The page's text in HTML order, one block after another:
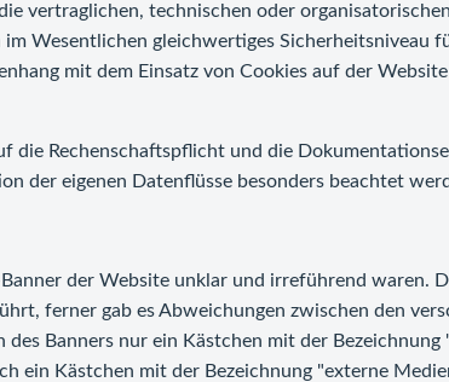
vertraglichen, technischen oder organisatorischen
Wesentlichen gleichwertiges Sicherheitsniveau
mit dem Einsatz von Cookies auf der
die Rechenschaftspflicht und die
der eigenen Datenflüsse besonders beachtet
der Website unklar und irreführend waren.
ferner gab es Abweichungen zwischen den
Banners nur ein Kästchen mit der Bezeichnung
ein Kästchen mit der Bezeichnung "externe